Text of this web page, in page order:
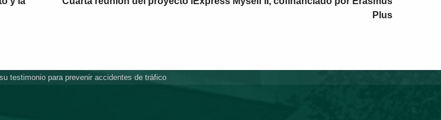
Plus
testimonio para prevenir accidentes de tráfico